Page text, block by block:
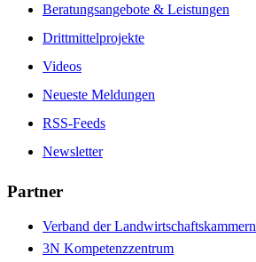
Beratungsangebote & Leistungen
Drittmittelprojekte
Videos
Neueste Meldungen
RSS-Feeds
Newsletter
Partner
Verband der Landwirtschaftskammern
3N Kompetenzzentrum